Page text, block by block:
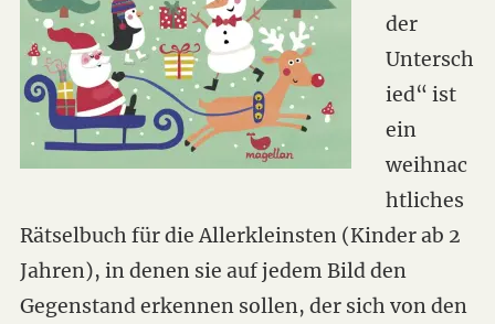
der
Untersch
ied“ ist
ein
weihnac
htliches
Rätselbuch für die Allerkleinsten (Kinder ab 2
Jahren), in denen sie auf jedem Bild den
Gegenstand erkennen sollen, der sich von den